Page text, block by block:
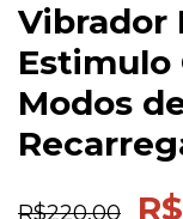
Vibrador
Estimulo
Modos
R$220,00